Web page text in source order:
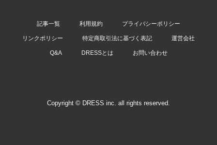
記事一覧 利用規約 プライバシーポリシー
リンクポリシー 特定商取引法に基づく表記 運営会社
Q&A DRESSとは お問い合わせ
Copyright © DRESS inc. all rights reserved.